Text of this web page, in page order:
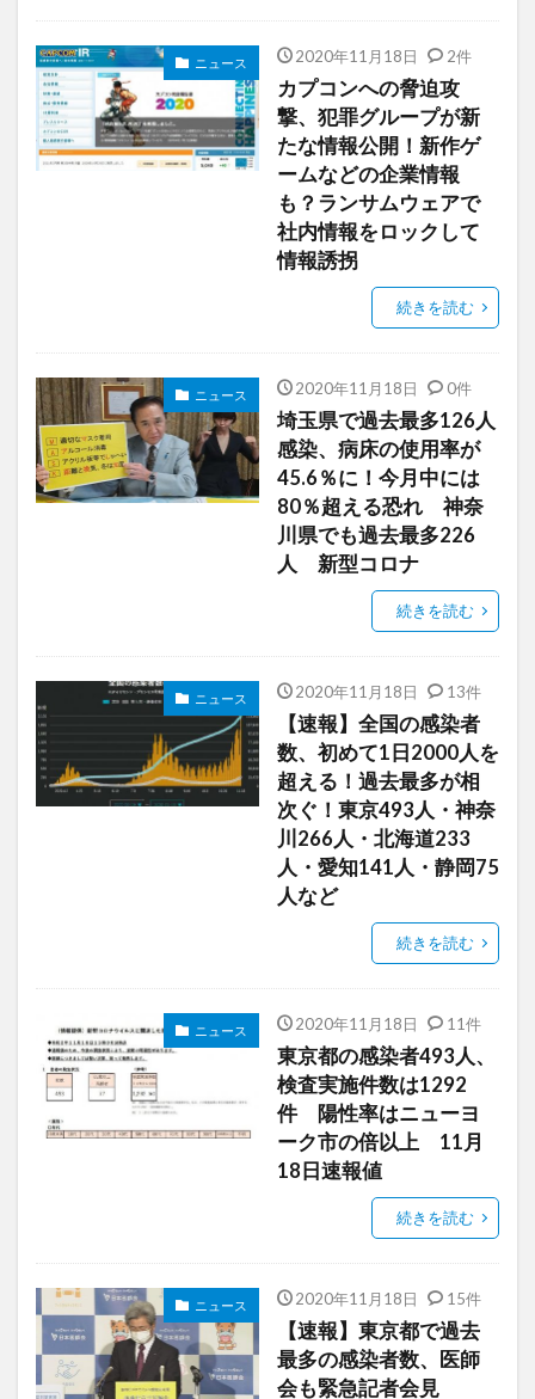
ニュース 2020年11月18日 2件
カプコンへの脅迫攻
撃、犯罪グループが新
たな情報公開！新作ゲ
ームなどの企業情報
も？ランサムウェアで
社内情報をロックして
情報誘拐
続きを読む
ニュース 2020年11月18日 0件
埼玉県で過去最多126人
感染、病床の使用率が
45.6％に！今月中には
80％超える恐れ 神奈
川県でも過去最多226
人 新型コロナ
続きを読む
ニュース 2020年11月18日 13件
【速報】全国の感染者
数、初めて1日2000人を
超える！過去最多が相
次ぐ！東京493人・神奈
川266人・北海道233
人・愛知141人・静岡75
人など
続きを読む
ニュース 2020年11月18日 11件
東京都の感染者493人、
検査実施件数は1292
件 陽性率はニューヨ
ーク市の倍以上 11月
18日速報値
続きを読む
ニュース 2020年11月18日 15件
【速報】東京都で過去
最多の感染者数、医師
会も緊急記者会見